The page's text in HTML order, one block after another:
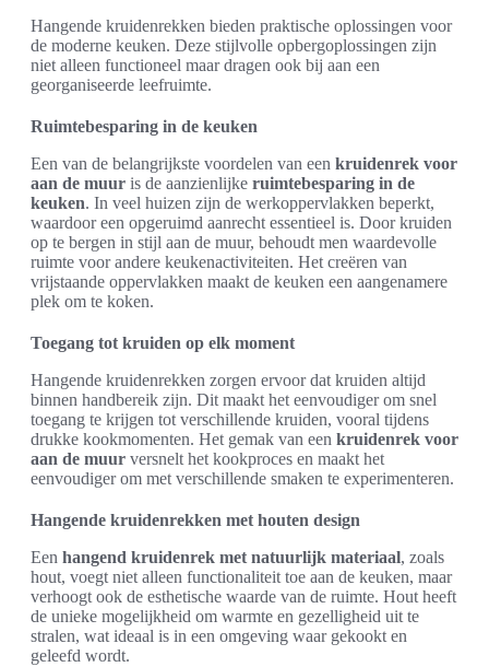
Hangende kruidenrekken bieden praktische oplossingen voor
de moderne keuken. Deze stijlvolle opbergoplossingen zijn
niet alleen functioneel maar dragen ook bij aan een
georganiseerde leefruimte.
Ruimtebesparing in de keuken
Een van de belangrijkste voordelen van een kruidenrek voor
aan de muur is de aanzienlijke ruimtebesparing in de
keuken. In veel huizen zijn de werkoppervlakken beperkt,
waardoor een opgeruimd aanrecht essentieel is. Door kruiden
op te bergen in stijl aan de muur, behoudt men waardevolle
ruimte voor andere keukenactiviteiten. Het creëren van
vrijstaande oppervlakken maakt de keuken een aangenamere
plek om te koken.
Toegang tot kruiden op elk moment
Hangende kruidenrekken zorgen ervoor dat kruiden altijd
binnen handbereik zijn. Dit maakt het eenvoudiger om snel
toegang te krijgen tot verschillende kruiden, vooral tijdens
drukke kookmomenten. Het gemak van een kruidenrek voor
aan de muur versnelt het kookproces en maakt het
eenvoudiger om met verschillende smaken te experimenteren.
Hangende kruidenrekken met houten design
Een hangend kruidenrek met natuurlijk materiaal, zoals
hout, voegt niet alleen functionaliteit toe aan de keuken, maar
verhoogt ook de esthetische waarde van de ruimte. Hout heeft
de unieke mogelijkheid om warmte en gezelligheid uit te
stralen, wat ideaal is in een omgeving waar gekookt en
geleefd wordt.